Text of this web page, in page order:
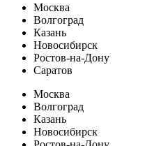
Москва
Волгоград
Казань
Новосибирск
Ростов-на-Дону
Саратов
Москва
Волгоград
Казань
Новосибирск